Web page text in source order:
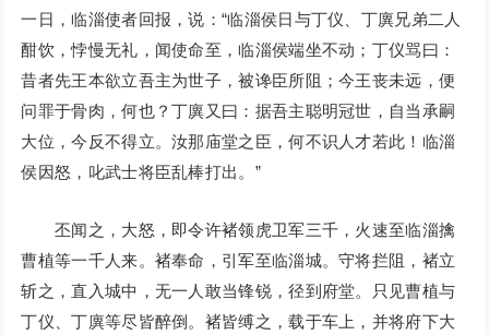
一日，临淄使者回报，说：“临淄侯日与丁仪、丁廙兄弟二人
酣饮，悖慢无礼，闻使命至，临淄侯端坐不动；丁仪骂曰：
昔者先王本欲立吾主为世子，被谗臣所阻；今王丧未远，便
问罪于骨肉，何也？丁廙又曰：据吾主聪明冠世，自当承嗣
大位，今反不得立。汝那庙堂之臣，何不识人才若此！临淄
侯因怒，叱武士将臣乱棒打出。”
丕闻之，大怒，即令许褚领虎卫军三千，火速至临淄擒
曹植等一千人来。褚奉命，引军至临淄城。守将拦阻，褚立
斩之，直入城中，无一人敢当锋锐，径到府堂。只见曹植与
丁仪、丁廙等尽皆醉倒。褚皆缚之，载于车上，并将府下大